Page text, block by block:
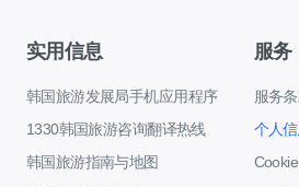
实用信息
韩国旅游发展局手机应用程序
1330韩国旅游咨询翻译热线
韩国旅游指南与地图
服务
服务
个人